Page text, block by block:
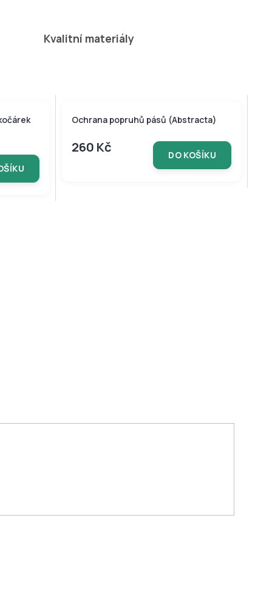
Kvalitní materiály
Ochrana popruhů pásů (Abstracta)
260 Kč DO KOŠÍKU